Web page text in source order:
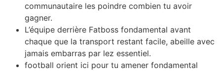
communautaire les poindre combien tu avoir
gagner.
L’équipe derrière Fatboss fondamental avant
chaque que la transport restant facile, abeille avec
jamais embarras par lez essentiel.
football orient ici pour tu amener fondamental